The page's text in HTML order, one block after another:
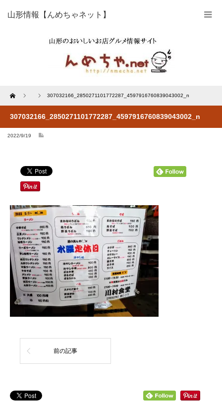
山形情報【んめちゃネット】
Home 307032166_2850271101772287_4597916760839043002_n
307032166_2850271101772287_4597916760839043002_n
2022/9/19
前の記事